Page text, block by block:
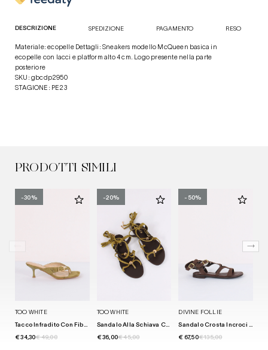
DESCRIZIONE SPEDIZIONE PAGAMENTO RESO
Materiale: ecopelle Dettagli: Sneakers modello McQueen basica in
ecopelle con lacci e platform alto 4 cm. Logo presente nella parte
posteriore
SKU: gbcdp2950
STAGIONE: PE23
PRODOTTI SIMILI
-30%
TOO WHITE
€ 34,30€ 49,00
-20%
TOO WHITE
€ 36,00€ 45,00
-50%
DIVINE FOLLIE
€ 67,50€ 135,00